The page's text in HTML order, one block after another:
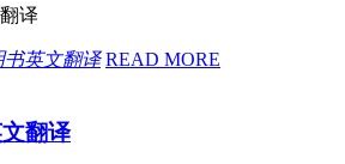
译
书英文翻译 READ MORE
翻译